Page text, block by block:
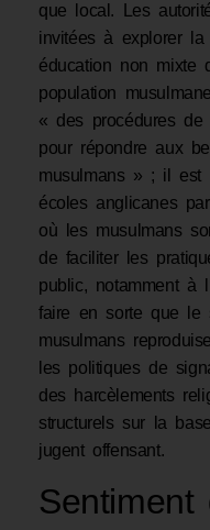
que local. Les
invitées à explorer
éducation non mixte
population
« des procédures de
pour répondre aux
musulmans » ; il est
écoles anglicanes
où les musulmans
de faciliter les
public, notamment à
faire en sorte que le
musulmans
les politiques de
des harcèlements
structurels sur la
jugent offensant.
Sentiment